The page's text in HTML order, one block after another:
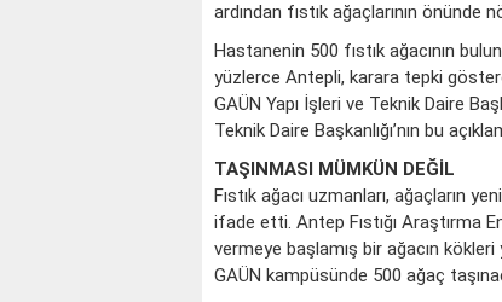
ardından fıstık ağaçlarının önünde
Hastanenin 500 fıstık ağacının
yüzlerce Antepli, karara tepki
GAÜN Yapı İşleri ve Teknik Daire
Teknik Daire Başkanlığı’nın bu
TAŞINMASI MÜMKÜN DEĞİL
Fıstık ağacı uzmanları, ağaçların
ifade etti. Antep Fıstığı Araştırma
vermeye başlamış bir ağacın
GAÜN kampüsünde 500 ağaç